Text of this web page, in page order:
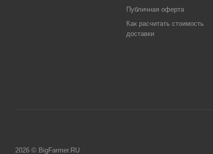
Публичная оферта
Как расчитать стоимость
доставки
2026 © BigFarmer.RU